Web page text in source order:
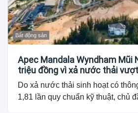
Bất động sản
Apec Mandala Wyndham Mũi
triệu đồng vì xả nước thải
Do xả nước thải sinh hoạt có
1,81 lần quy chuẩn kỹ thuật, chủ